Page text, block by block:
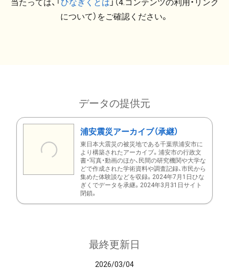
当たっては、「ひなぎくとは 」（4.コンテンツの利用・リンク
について）をご確認ください。
データの提供元
浦安震災アーカイブ（承継）
東日本大震災の被災地である千葉県浦安市に
より構築されたアーカイブ。浦安市の行政文
書・写真・動画のほか、民間の研究機関や大学な
どで作成された学術資料や調査記録、市民から
集めた体験談などを収録。2024年7月1日ひな
ぎくでデータを承継。2024年3月31日サイト
閉鎖。
最終更新日
2026/03/04